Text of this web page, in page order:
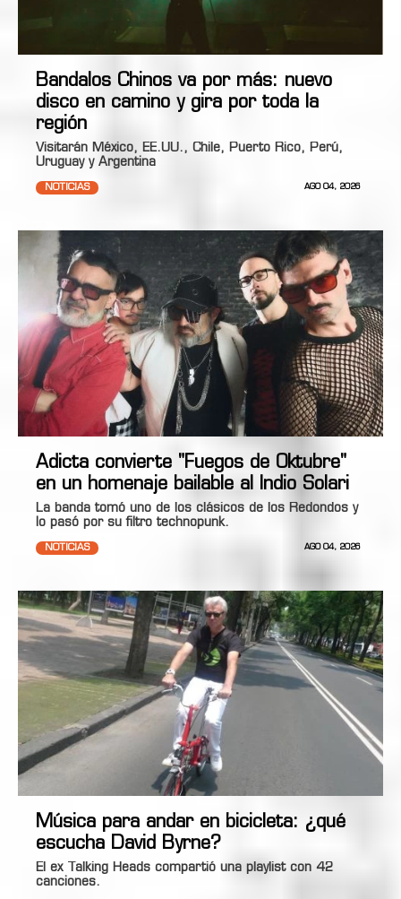
Bandalos Chinos va por más: nuevo
disco en camino y gira por toda la
región
Visitarán México, EE.UU., Chile, Puerto Rico, Perú,
Uruguay y Argentina
NOTICIAS AGO 04, 2026
Adicta convierte "Fuegos de Oktubre"
en un homenaje bailable al Indio Solari
La banda tomó uno de los clásicos de los Redondos y
lo pasó por su filtro technopunk.
NOTICIAS AGO 04, 2026
Música para andar en bicicleta: ¿qué
escucha David Byrne?
El ex Talking Heads compartió una playlist con 42
canciones.